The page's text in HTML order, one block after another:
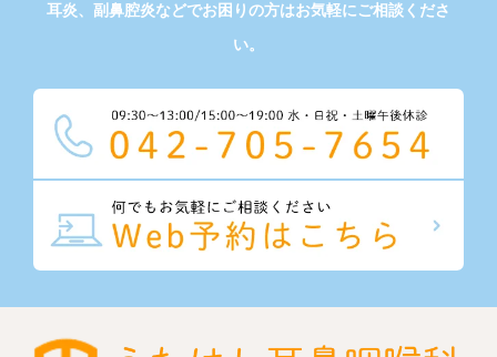
耳炎、副鼻腔炎などでお困りの方はお気軽にご相談くださ
い。